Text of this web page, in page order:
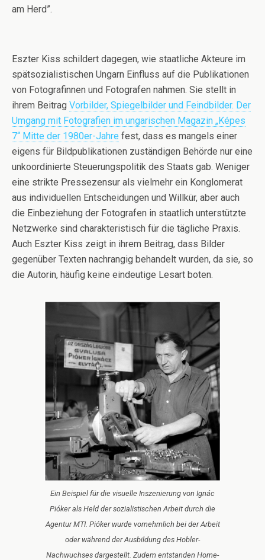
am Herd”.
Eszter Kiss schildert dagegen, wie staatliche Akteure im
spätsozialistischen Ungarn Einfluss auf die Publikationen
von Fotografinnen und Fotografen nahmen. Sie stellt in
ihrem Beitrag Vorbilder, Spiegelbilder und Feindbilder. Der
Umgang mit Fotografien im ungarischen Magazin „Képes
7“ Mitte der 1980er-Jahre fest, dass es mangels einer
eigens für Bildpublikationen zuständigen Behörde nur eine
unkoordinierte Steuerungspolitik des Staats gab. Weniger
eine strikte Pressezensur als vielmehr ein Konglomerat
aus individuellen Entscheidungen und Willkür, aber auch
die Einbeziehung der Fotografen in staatlich unterstützte
Netzwerke sind charakteristisch für die tägliche Praxis.
Auch Eszter Kiss zeigt in ihrem Beitrag, dass Bilder
gegenüber Texten nachrangig behandelt wurden, da sie, so
die Autorin, häufig keine eindeutige Lesart boten.
Ein Beispiel für die visuelle Inszenierung von Ignác
Pióker als Held der sozialistischen Arbeit durch die
Agentur MTI. Pióker wurde vornehmlich bei der Arbeit
oder während der Ausbildung des Hobler-
Nachwuchses dargestellt. Zudem entstanden Home-